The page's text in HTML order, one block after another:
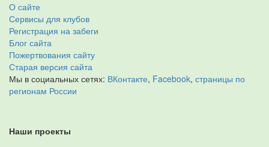
О сайте
Сервисы для клубов
Регистрация на забеги
Блог сайта
Пожертвования сайту
Старая версия сайта
Мы в социальных сетях: ВКонтакте, Facebook, страницы по
регионам России
Наши проекты